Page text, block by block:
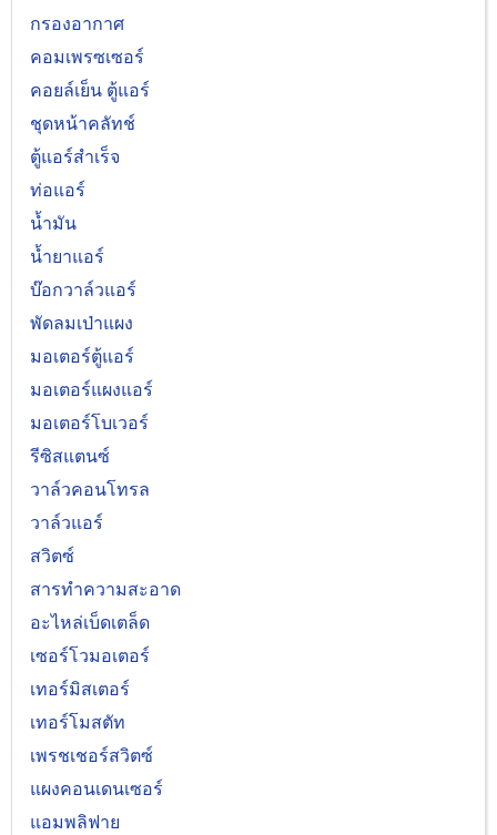
กรองอากาศ
คอมเพรซเซอร์
คอยล์เย็น ตู้แอร์
ชุดหน้าคลัทช์
ตู้แอร์สำเร็จ
ท่อแอร์
น้ำมัน
น้ำยาแอร์
บ๊อกวาล์วแอร์
พัดลมเป่าแผง
มอเตอร์ตู้แอร์
มอเตอร์แผงแอร์
มอเตอร์โบเวอร์
รีซิสแตนซ์
วาล์วคอนโทรล
วาล์วแอร์
สวิตซ์
สารทำความสะอาด
อะไหล่เบ็ดเตล็ด
เซอร์โวมอเตอร์
เทอร์มิสเตอร์
เทอร์โมสตัท
เพรชเชอร์สวิตซ์
แผงคอนเดนเซอร์
แอมพลิฟาย